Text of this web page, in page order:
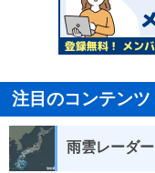
注目のコンテンツ
雨雲レーダー